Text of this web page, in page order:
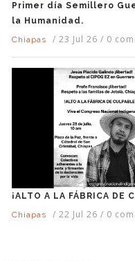
Primer día Semillero
la Humanidad.
Chiapas
/ 23 Jul 26 / 0
¡ALTO A LA FÁBRICA DE
Chiapas
/ 22 Jul 26 / 0